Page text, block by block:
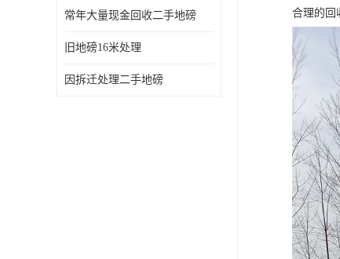
常年大量现金回收二手地磅
旧地磅16米处理
因拆迁处理二手地磅
合理的回